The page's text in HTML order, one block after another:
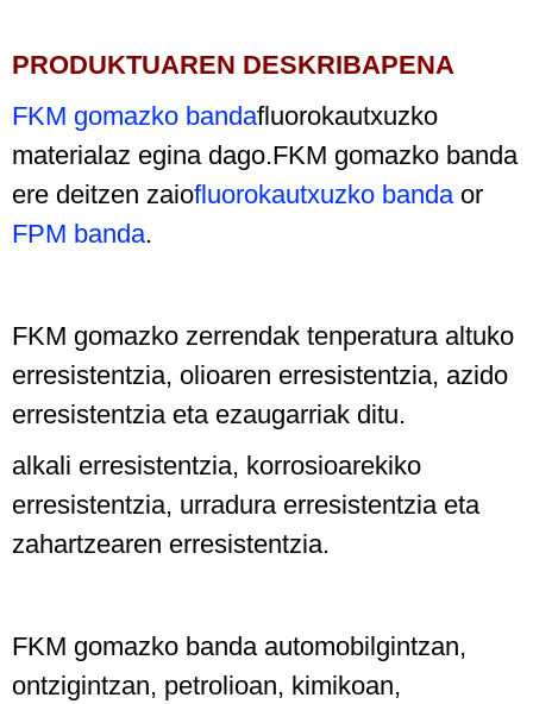
PRODUKTUAREN DESKRIBAPENA
FKM gomazko bandafluorokautxuzko
materialaz egina dago.FKM gomazko banda
ere deitzen zaiofluorokautxuzko banda or
FPM banda.
FKM gomazko zerrendak tenperatura altuko
erresistentzia, olioaren erresistentzia, azido
erresistentzia eta ezaugarriak ditu.
alkali erresistentzia, korrosioarekiko
erresistentzia, urradura erresistentzia eta
zahartzearen erresistentzia.
FKM gomazko banda automobilgintzan,
ontzigintzan, petrolioan, kimikoan,